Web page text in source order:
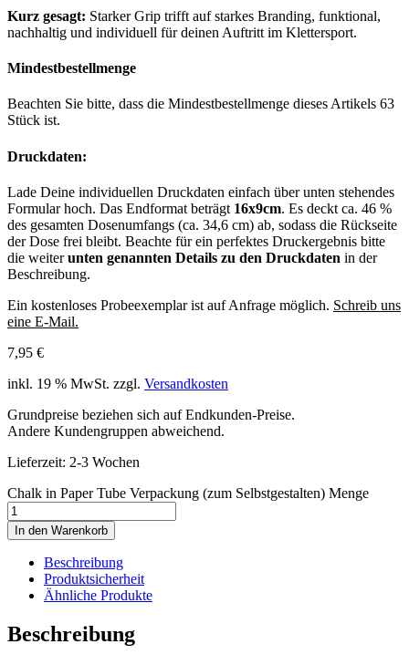
Kurz gesagt: Starker Grip trifft auf starkes Branding, funktional,
nachhaltig und individuell für deinen Auftritt im Klettersport.
Mindestbestellmenge
Beachten Sie bitte, dass die Mindestbestellmenge dieses Artikels 63
Stück ist.
Druckdaten:
Lade Deine individuellen Druckdaten einfach über unten stehendes
Formular hoch. Das Endformat beträgt 16x9cm. Es deckt ca. 46 %
des gesamten Dosenumfangs (ca. 34,6 cm) ab, sodass die Rückseite
der Dose frei bleibt. Beachte für ein perfektes Druckergebnis bitte
die weiterunten genannten Details zu den Druckdaten in der
Beschreibung.
Ein kostenloses Probeexemplar ist auf Anfrage möglich. Schreib uns
eine E-Mail.
7,95 €
inkl. 19 % MwSt. zzgl. Versandkosten
Grundpreise beziehen sich auf Endkunden-Preise.
Andere Kundengruppen abweichend.
Lieferzeit: 2-3 Wochen
Chalk in Paper Tube Verpackung (zum Selbstgestalten) Menge
In den Warenkorb
Beschreibung
Produktsicherheit
Ähnliche Produkte
Beschreibung